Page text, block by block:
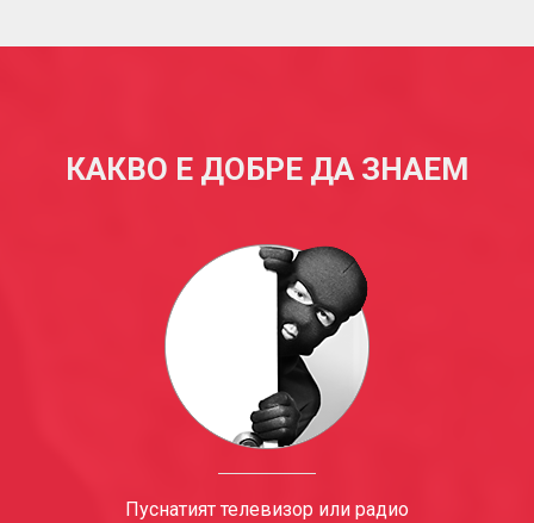
КАКВО Е ДОБРЕ ДА ЗНАЕМ
Пуснатият телевизор или радио